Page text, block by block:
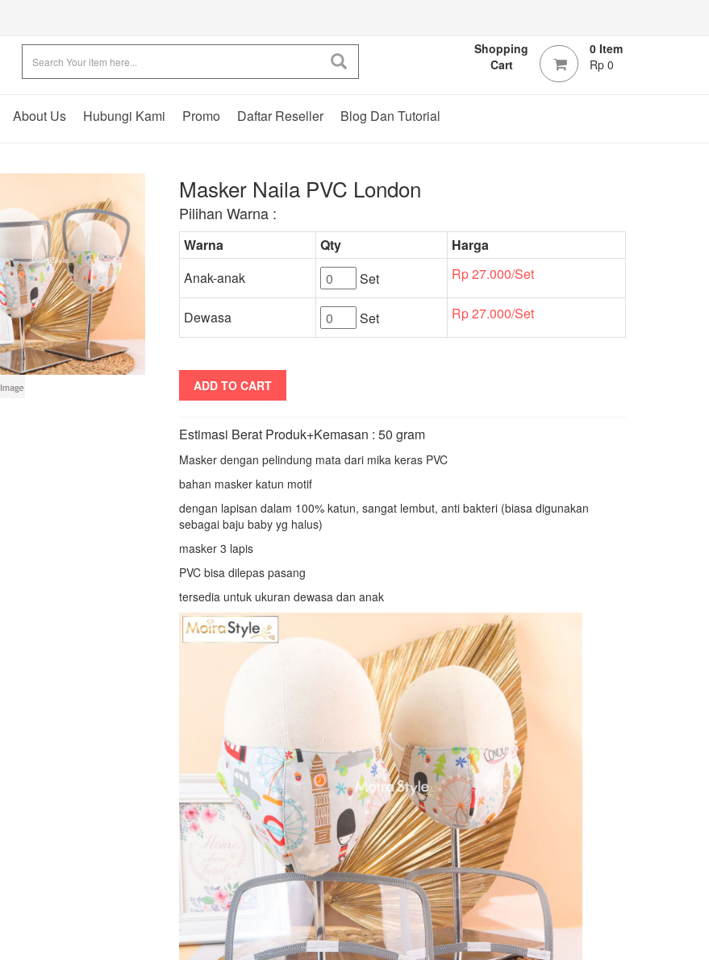
Shopping
Cart
0 Item
Rp 0
About Us Hubungi Kami Promo Daftar Reseller Blog Dan Tutorial
Masker Naila PVC London
Pilihan Warna :
Warna Qty
Harga
Anak-anak
Set Rp 27.000/Set
Dewasa Set Rp 27.000/Set
ADD TO CART
Estimasi Berat Produk+Kemasan : 50 gram
Masker dengan pelindung mata dari mika keras PVC
bahan masker katun motif
dengan lapisan dalam 100% katun, sangat lembut, anti bakteri (biasa digunakan
sebagai baju baby yg halus)
masker 3 lapis
PVC bisa dilepas pasang
tersedia untuk ukuran dewasa dan anak